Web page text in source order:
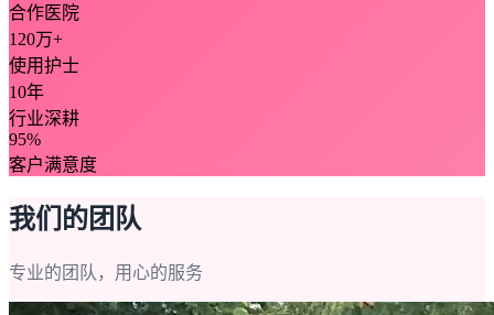
合作医院
120万+
使用护士
10年
行业深耕
95%
客户满意度
我们的团队
专业的团队，用心的服务